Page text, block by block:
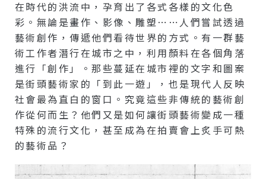
在時代的洪流中，孕育出了各式各樣的文化色
彩。無論是畫作、影像、雕塑⋯⋯人們嘗試透過
藝術創作，傳遞他們看待世界的方式。有一群藝
術工作者潛行在城市之中，利用顏料在各個角落
進行「創作」。那些蔓延在城市裡的文字和圖案
是街頭藝術家的「到此一遊」，也是現代人反映
社會最為直白的窗口。究竟這些非傳統的藝術創
作從何而生？他們又是如何讓街頭藝術變成一種
特殊的流行文化，甚至成為在拍賣會上炙手可熱
的藝術品？